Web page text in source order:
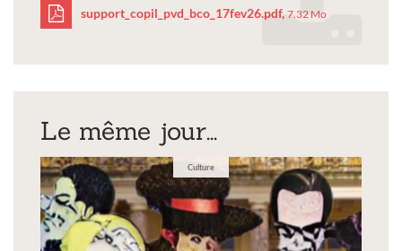
support_copil_pvd_bco_17fev26.pdf, 7.32 Mo
Le même jour...
Culture